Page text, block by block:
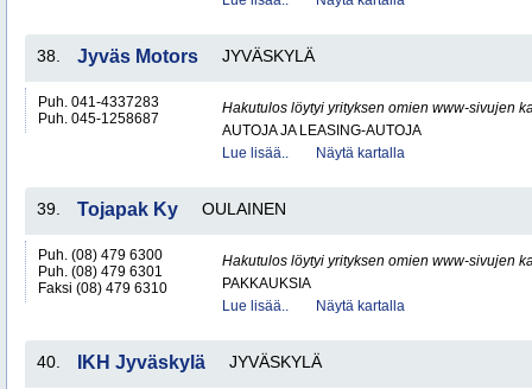
38. Jyväs Motors JYVÄSKYLÄ
Puh. 041-4337283
Puh. 045-1258687
Hakutulos löytyi yrityksen omien www-sivujen
AUTOJA JA LEASING-AUTOJA
Lue lisää..
Näytä kartalla
39. Tojapak Ky OULAINEN
Puh. (08) 479 6300
Puh. (08) 479 6301
Faksi (08) 479 6310
Hakutulos löytyi yrityksen omien www-sivujen
PAKKAUKSIA
Lue lisää..
Näytä kartalla
40. IKH Jyväskylä JYVÄSKYLÄ